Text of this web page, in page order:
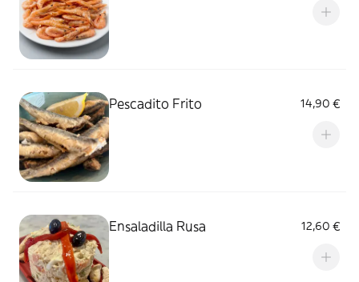
Pescadito Frito 14,90 €
Ensaladilla Rusa 12,60 €